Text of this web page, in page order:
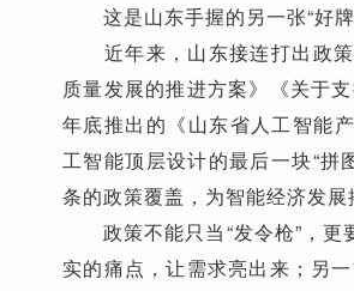
这是山东手握的另一张“好
近年来，山东接连打出政策
质量发展的推进方案》《关于
年底推出的《山东省人工智能
工智能顶层设计的最后一块“
条的政策覆盖，为智能经济发
政策不能只当“发令枪”，更
实的痛点，让需求亮出来；另